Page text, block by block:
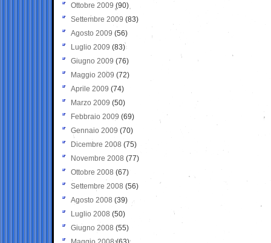
Ottobre 2009 (90)
Settembre 2009 (83)
Agosto 2009 (56)
Luglio 2009 (83)
Giugno 2009 (76)
Maggio 2009 (72)
Aprile 2009 (74)
Marzo 2009 (50)
Febbraio 2009 (69)
Gennaio 2009 (70)
Dicembre 2008 (75)
Novembre 2008 (77)
Ottobre 2008 (67)
Settembre 2008 (56)
Agosto 2008 (39)
Luglio 2008 (50)
Giugno 2008 (55)